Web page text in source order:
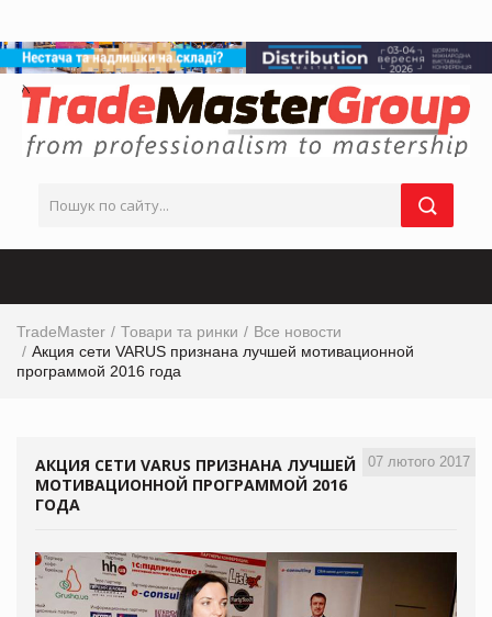
TradeMaster Товари та ринки
Все новости
Акция сети VARUS признана лучшей мотивационной
программой 2016 года
07 лютого 2017
АКЦИЯ СЕТИ VARUS ПРИЗНАНА ЛУЧШЕЙ
МОТИВАЦИОННОЙ ПРОГРАММОЙ 2016
ГОДА